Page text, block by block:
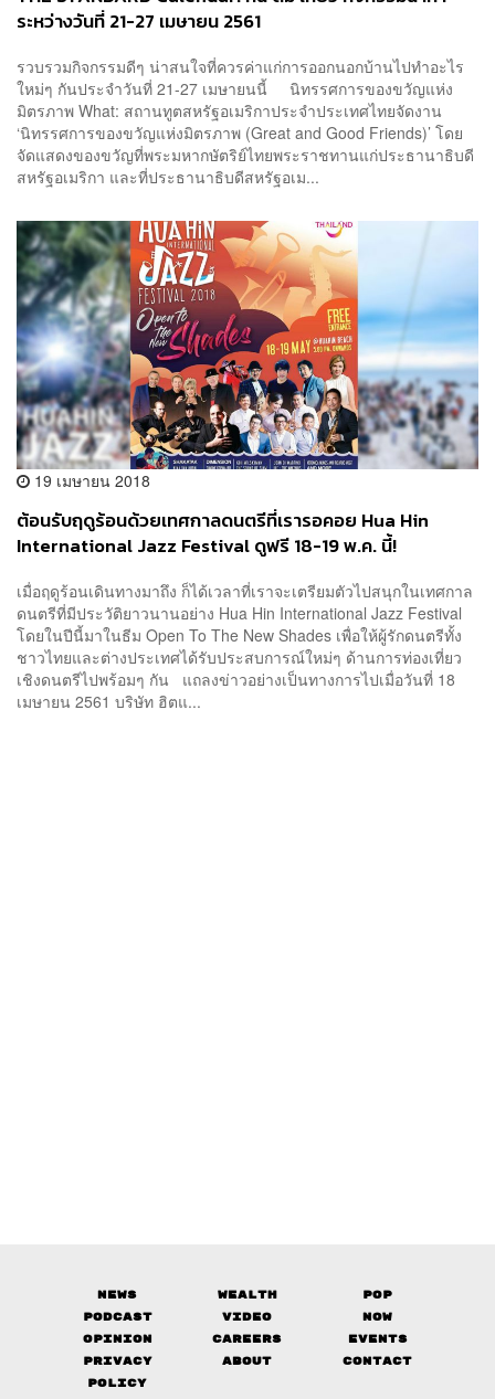
ระหว่างวันที่ 21-27 เมษายน 2561
รวบรวมกิจกรรมดีๆ น่าสนใจที่ควรค่าแก่การออกนอกบ้านไปทำอะไร
ใหม่ๆ กันประจำวันที่ 21-27 เมษายนนี้ นิทรรศการของขวัญแห่ง
มิตรภาพ What: สถานทูตสหรัฐอเมริกาประจำประเทศไทยจัดงาน
‘นิทรรศการของขวัญแห่งมิตรภาพ (Great and Good Friends)’ โดย
จัดแสดงของขวัญที่พระมหากษัตริย์ไทยพระราชทานแก่ประธานาธิบดี
สหรัฐอเมริกา และที่ประธานาธิบดีสหรัฐอเม...
19 เมษายน 2018
ต้อนรับฤดูร้อนด้วยเทศกาลดนตรีที่เรารอคอย Hua Hin
International Jazz Festival ดูฟรี 18-19 พ.ค. นี้!
เมื่อฤดูร้อนเดินทางมาถึง ก็ได้เวลาที่เราจะเตรียมตัวไปสนุกในเทศกาล
ดนตรีที่มีประวัติยาวนานอย่าง Hua Hin International Jazz Festival
โดยในปีนี้มาในธีม Open To The New Shades เพื่อให้ผู้รักดนตรีทั้ง
ชาวไทยและต่างประเทศได้รับประสบการณ์ใหม่ๆ ด้านการท่องเที่ยว
เชิงดนตรีไปพร้อมๆ กัน แถลงข่าวอย่างเป็นทางการไปเมื่อวันที่ 18
เมษายน 2561 บริษัท ฮิตแ...
News Wealth
Pop
Podcast
Video
Now
Opinion
Careers
Events
Privacy
Policy
About Contact